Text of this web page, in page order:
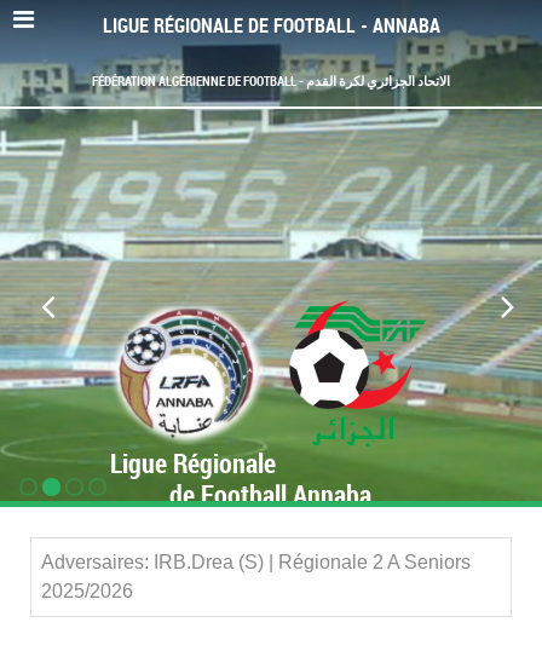
LIGUE RÉGIONALE DE FOOTBALL - ANNABA
FÉDÉRATION ALGÉRIENNE DE FOOTBALL - الاتحاد الجزائري لكرة القدم
Ligue Régionale
de Football Annaba
Adversaires: IRB.Drea (S) | Régionale 2 A Seniors
2025/2026